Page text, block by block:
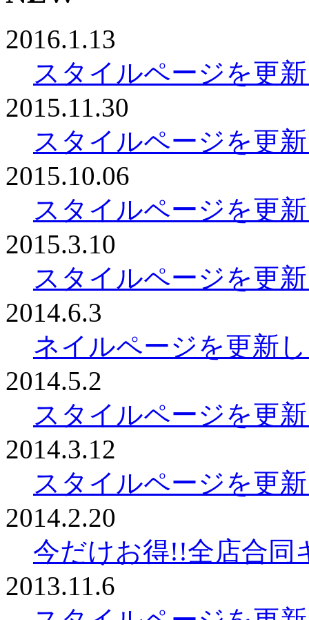
2016.1.13
スタイルページを更
2015.11.30
スタイルページを更
2015.10.06
スタイルページを更
2015.3.10
スタイルページを更
2014.6.3
ネイルページを更新
2014.5.2
スタイルページを更
2014.3.12
スタイルページを更
2014.2.20
今だけお得!!全店合同
2013.11.6